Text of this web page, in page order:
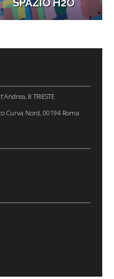
SPAZIO H2O
8 TRIESTE
Curva Nord, 00194 Roma